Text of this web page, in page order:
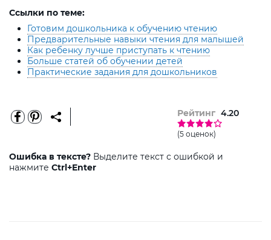
Ссылки по теме:
Готовим дошкольника к обучению чтению
Предварительные навыки чтения для малышей
Как ребенку лучше приступать к чтению
Больше статей об обучении детей
Практические задания для дошкольников
Рейтинг 4.20
(5 оценок)
Ошибка в тексте? Выделите текст с ошибкой и
нажмите Ctrl+Enter